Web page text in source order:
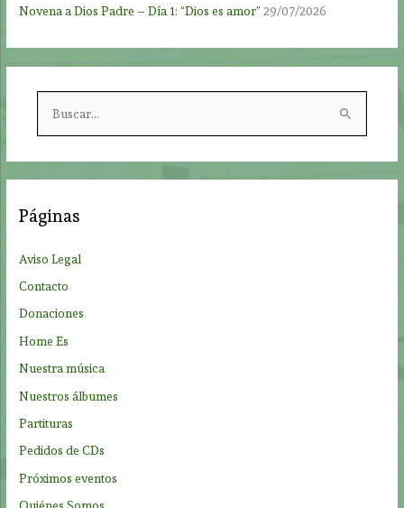
Novena a Dios Padre – Día 1: “Dios es amor” 29/07/2026
r
:
Páginas
Aviso Legal
Contacto
Donaciones
Home Es
Nuestra música
Nuestros álbumes
Partituras
Pedidos de CDs
Próximos eventos